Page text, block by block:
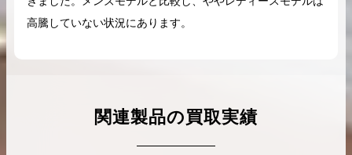
高騰していない状況にあります。
関連製品の買取実績